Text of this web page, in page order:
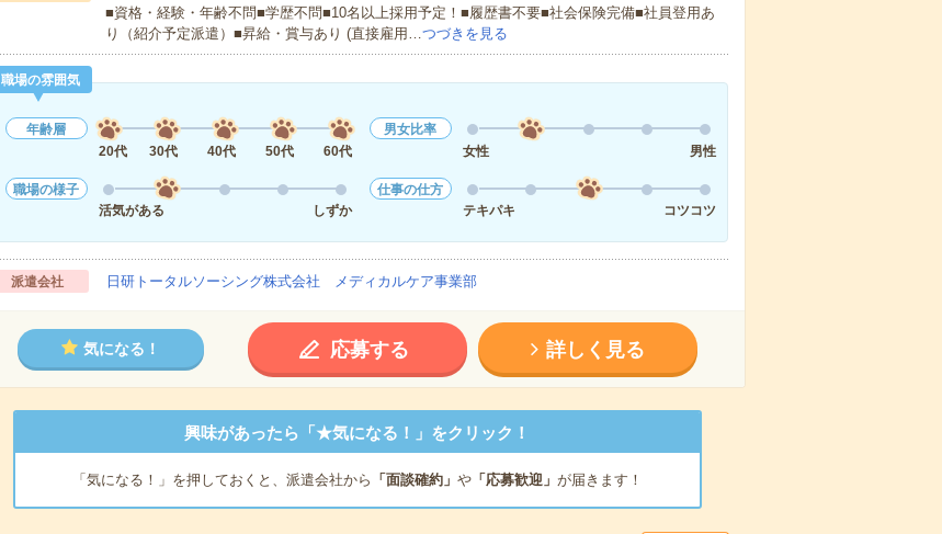
■資格・経験・年齢不問■学歴不問■10名以上採用予定！■履歴書不要■社会保険完備■社員登用あ
り（紹介予定派遣）■昇給・賞与あり (直接雇用…つづきを見る
職場の雰囲気
年齢層
20代
30代 40代 50代 60代
男女比率
女性
男性
職場の様子
活気がある
しずか
仕事の仕方
テキパキ
コツコツ
派遣会社 日研トータルソーシング株式会社 メディカルケア事業部
気になる！ 応募する 詳しく見る
興味があったら「★気になる！」をクリック！
「気になる！」を押しておくと、派遣会社から 「面談確約」 や「応募歓迎」 が届きます！